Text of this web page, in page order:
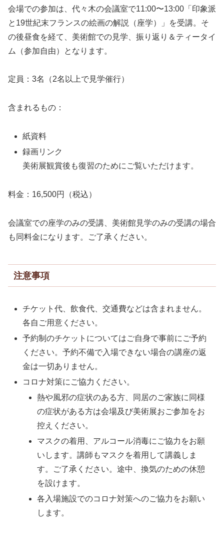
会場での参加は、代々木の会議室で11:00〜13:00「印象派
と19世紀末フランスの絵画の解説（座学）」を受講。そ
の後昼食を経て、美術館での見学、振り返り＆ティータイ
ム（参加自由）となります。
定員：3名（2名以上で見学催行）
含まれるもの：
紙資料
録画リンク
美術展観賞後も復習のためにご覧いただけます。
料金：16,500円（税込）
会議室での座学のみの受講、美術館見学のみの受講の場合
も同料金になります。ご了承ください。
注意事項
チケット代、飲食代、交通費などは含まれません。
各自ご用意ください。
予約制のチケットについてはご自身で事前にご予約
ください。予約不備で入場できない場合の講座の返
金は一切ありません。
コロナ対策にご協力ください。
熱や風邪の症状のある方、同居のご家族に同様
の症状がある方は会場及び美術展おご参加をお
控えください。
マスクの着用、アルコール消毒にご協力をお願
いします。講師もマスクを着用して講義しま
す。ご了承ください。途中、換気のための休憩
を設けます。
各入場施設でのコロナ対策へのご協力をお願い
します。